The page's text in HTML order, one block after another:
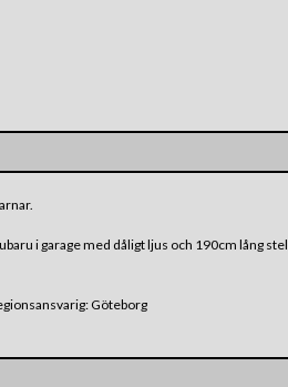
i garage med dåligt ljus och 190cm lång stel
Göteborg